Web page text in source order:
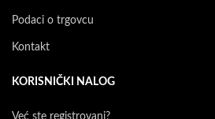
Podaci o trgovcu
Kontakt
KORISNIČKI NALOG
Već ste registrovani?